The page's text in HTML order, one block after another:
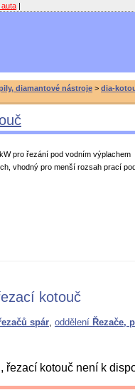
|
diamantové nástroje > dia-
pro řezání pod vodním výplachem
vhodný pro menší rozsah prací
kotouč
spár, oddělení Řezače,
řezací kotouč není k